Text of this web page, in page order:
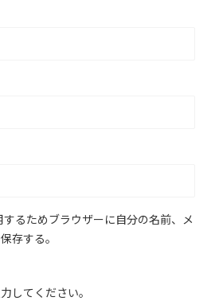
るためブラウザーに自分の名前、メ
存する。
してください。